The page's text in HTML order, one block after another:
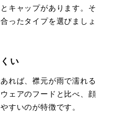
キャップがあります。そ
ったタイプを選びましょ
い
れば、襟元が雨で濡れる
ェアのフードと比べ、顔
すいのが特徴です。